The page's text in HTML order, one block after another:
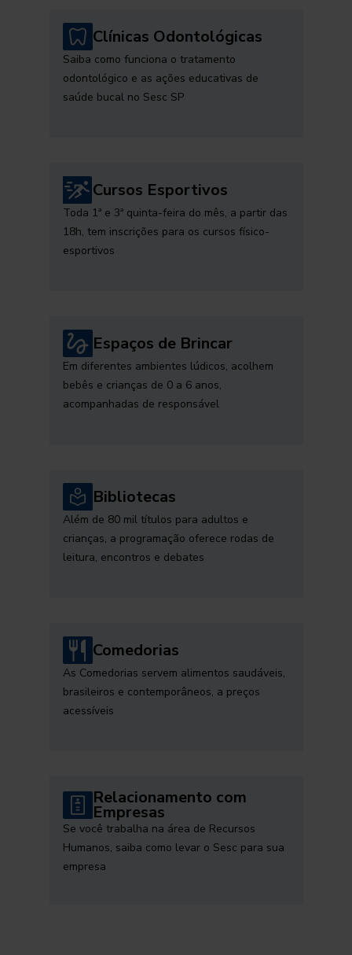
Clínicas Odontológicas
Saiba como funciona o tratamento
odontológico e as ações educativas de
saúde bucal no Sesc SP
Cursos Esportivos
Toda 1ª e 3ª quinta-feira do mês, a partir das
18h, tem inscrições para os cursos físico-
esportivos
Espaços de Brincar
Em diferentes ambientes lúdicos, acolhem
bebês e crianças de 0 a 6 anos,
acompanhadas de responsável
Bibliotecas
Além de 80 mil títulos para adultos e
crianças, a programação oferece rodas de
leitura, encontros e debates
Comedorias
As Comedorias servem alimentos saudáveis,
brasileiros e contemporâneos, a preços
acessíveis
Relacionamento com
Empresas
Se você trabalha na área de Recursos
Humanos, saiba como levar o Sesc para sua
empresa